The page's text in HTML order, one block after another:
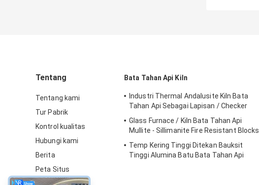
Tentang
Tentang kami
Tur Pabrik
Kontrol kualitas
Hubungi kami
Berita
Peta Situs
Bata Tahan Api Kiln
Industri Thermal Andalusite Kiln Bata
Tahan Api Sebagai Lapisan / Checker
Glass Furnace / Kiln Bata Tahan Api
Mullite - Sillimanite Fire Resistant Blocks
Temp Kering Tinggi Ditekan Bauksit
Tinggi Alumina Batu Bata Tahan Api